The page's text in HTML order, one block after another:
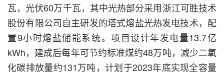
瓦，光伏60万千瓦，其中光热部分采用浙江可胜技术
股份有限公司自主研发的塔式熔盐光热发电技术，配
置9小时熔盐储能系统。项目设计年发电量13.7亿
kWh，建成后每年可节约标准煤约48万吨，减少二氧
化碳排放量约131万吨，计划于2023年底实现全容量